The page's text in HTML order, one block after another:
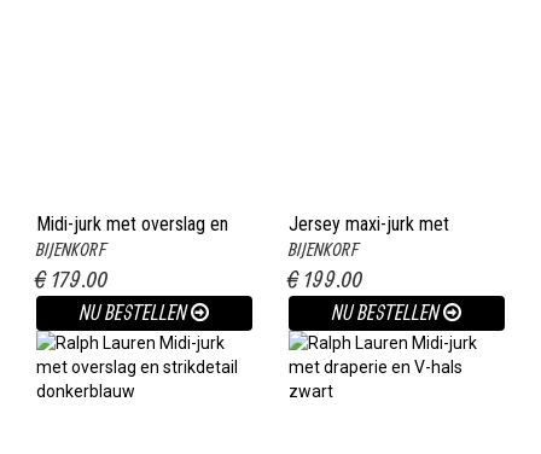
Midi-jurk met overslag en
bloemendessin zwart
BIJENKORF
€ 179.00
NU BESTELLEN
Jersey maxi-jurk met
strikceintuur en split zwart
BIJENKORF
€ 199.00
NU BESTELLEN